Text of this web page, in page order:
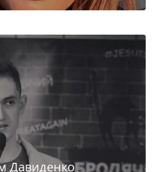
Давиденко